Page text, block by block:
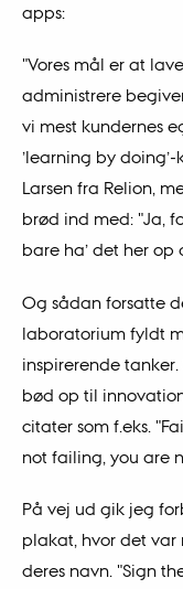
apps:
"Vores mål er at
administrere
vi mest kundernes
’learning by
Larsen fra Relion,
brød ind med: "Ja,
bare ha’ det her op
Og sådan forsatte
laboratorium fyldt
inspirerende tanker.
bød op til
citater som f.eks.
not failing, you are
På vej ud gik jeg
plakat, hvor det var
deres navn. "Sign